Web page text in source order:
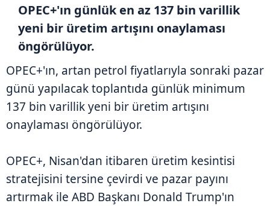
OPEC+'ın günlük en az 137 bin varillik
yeni bir üretim artışını onaylaması
öngörülüyor.
OPEC+'ın, artan petrol fiyatlarıyla sonraki pazar
günü yapılacak toplantıda günlük minimum
137 bin varillik yeni bir üretim artışını
onaylaması öngörülüyor.
OPEC+, Nisan'dan itibaren üretim kesintisi
stratejisini tersine çevirdi ve pazar payını
artırmak ile ABD Başkanı Donald Trump'ın